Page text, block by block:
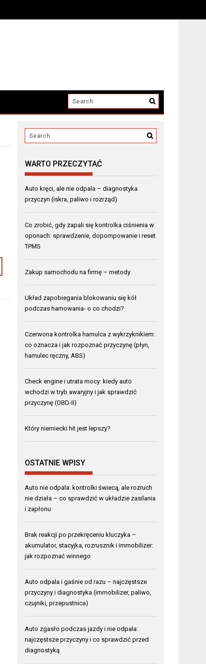
WARTO PRZECZYTAĆ
Auto kręci, ale nie odpala – diagnostyka
przyczyn (iskra, paliwo i rozrząd)
Co zrobić, gdy zapali się kontrolka ciśnienia w
oponach: sprawdzenie, dopompowanie i reset
TPMS
Zakup samochodu na firmę – metody
Układ zapobiegania blokowaniu się kół
podczas hamowania- o co chodzi?
Czerwona kontrolka hamulca z wykrzyknikiem:
co oznacza i jak rozpoznać przyczynę (płyn,
hamulec ręczny, ABS)
Check engine i utrata mocy: kiedy auto
wchodzi w tryb awaryjny i jak sprawdzić
przyczynę (OBD-II)
Który niemiecki hit jest lepszy?
OSTATNIE WPISY
Auto nie odpala: kontrolki świecą, ale rozruch
nie działa – co sprawdzić w układzie zasilania
i zapłonu
Brak reakcji po przekręceniu kluczyka –
akumulator, stacyjka, rozrusznik i immobilizer:
jak rozpoznać winnego
Auto odpala i gaśnie od razu – najczęstsze
przyczyny i diagnostyka (immobilizer, paliwo,
czujniki, przepustnica)
Auto zgasło podczas jazdy i nie odpala:
najczęstsze przyczyny i co sprawdzić przed
diagnostyką